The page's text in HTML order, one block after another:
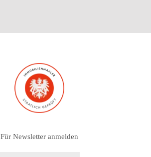
Für Newsletter anmelden